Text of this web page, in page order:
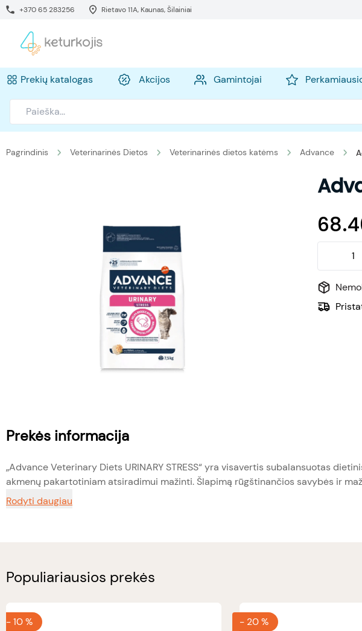
+370 65 283256 Rietavo 11A, Kaunas, Šilainiai
Prekių katalogas Akcijos Gamintojai
Pagrindinis Veterinarinės Dietos Veterinarinės dietos katėms Advance
Prekės informacija
„Advance Veterinary Diets URINARY STRESS“ yra visavertis subalansuotas
akmenų pakartotiniam atsiradimui mažinti. Šlapimą rūgštinančios savybės ir
Rodyti daugiau
Populiariausios prekės
-10 % - 20 %